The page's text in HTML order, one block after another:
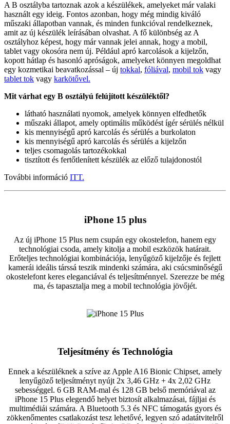
A B osztályba tartoznak azok a készülékek, amelyeket már valaki
használt egy ideig. Fontos azonban, hogy még mindig kiváló
műszaki állapotban vannak, és minden funkcióval rendelkeznek,
amit az új készülék leírásában olvashat. A fő különbség az A
osztályhoz képest, hogy már vannak jelei annak, hogy a mobil,
tablet vagy okosóra nem új. Például apró karcolások a kijelzőn,
kopott hátlap és hasonló apróságok, amelyeket könnyen megoldhat
egy kozmetikai beavatkozással – új tokkal, fóliával, mobil tok vagy
tablet tok vagy karkötővel.
Mit várhat egy B osztályú felújított készüléktől?
látható használati nyomok, amelyek könnyen elfedhetők
műszaki állapot, amely optimális működést ígér sérülés nélkül
kis mennyiségű apró karcolás és sérülés a burkolaton
kis mennyiségű apró karcolás és sérülés a kijelzőn
teljes csomagolás tartozékokkal
tisztított és fertőtlenített készülék az előző tulajdonostól
További információ ITT.
iPhone 15 plus
Az új iPhone 15 Plus nem csupán egy okostelefon, hanem egy
technológiai csoda, amely kitolja a mobil eszközök határait.
Erőteljes technológiai kombinációja, lenyűgöző kijelzője és fejlett
kamerái ideális társsá teszik mindenki számára, aki csúcsminőségű
okostelefont keres eleganciával és teljesítménnyel. Szerezze be még
ma, és tapasztalja meg a mobil technológia jövőjét.
Teljesítmény és Technológia
Ennek a készüléknek a szíve az Apple A16 Bionic Chipset, amely
lenyűgöző teljesítményt nyújt 2x 3,46 GHz + 4x 2,02 GHz
sebességgel. 6 GB RAM-mal és 128 GB belső memóriával az
iPhone 15 Plus elegendő helyet biztosít alkalmazásai, fájljai és
multimédiái számára. A Bluetooth 5.3 és NFC támogatás gyors és
zökkenőmentes csatlakozást tesz lehetővé, legyen szó adatátvitelről